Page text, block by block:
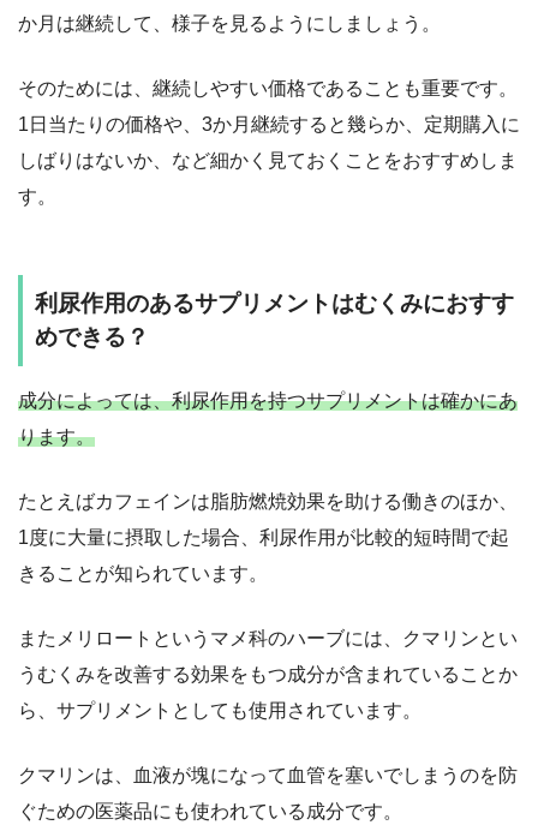
か月は継続して、様子を見るようにしましょう。
そのためには、継続しやすい価格であることも重要です。
1日当たりの価格や、3か月継続すると幾らか、定期購入に
しばりはないか、など細かく見ておくことをおすすめしま
す。
利尿作用のあるサプリメントはむくみにおすす
めできる？
成分によっては、利尿作用を持つサプリメントは確かにあ
ります。
たとえばカフェインは脂肪燃焼効果を助ける働きのほか、
1度に大量に摂取した場合、利尿作用が比較的短時間で起
きることが知られています。
またメリロートというマメ科のハーブには、クマリンとい
うむくみを改善する効果をもつ成分が含まれていることか
ら、サプリメントとしても使用されています。
クマリンは、血液が塊になって血管を塞いでしまうのを防
ぐための医薬品にも使われている成分です。